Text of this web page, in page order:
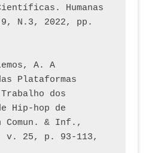
Humanas
N.3, 2022, pp.
A. A
Plataformas
dos
Hip-hop de
Comun. & Inf.,
v. 25, p. 93-113,